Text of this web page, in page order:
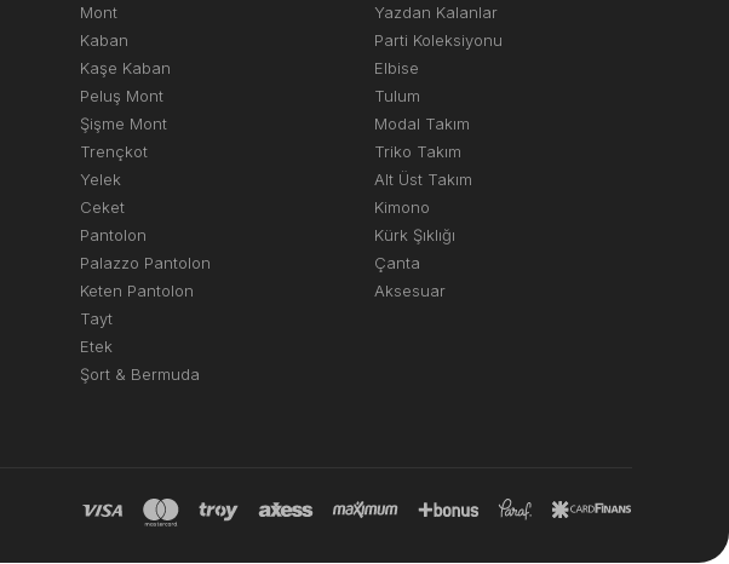
Mont
Kaban
Kaşe Kaban
Peluş Mont
Şişme Mont
Trençkot
Yelek
Ceket
Pantolon
Palazzo Pantolon
Keten Pantolon
Tayt
Etek
Şort & Bermuda
Yazdan Kalanlar
Parti Koleksiyonu
Elbise
Tulum
Modal Takım
Triko Takım
Alt Üst Takım
Kimono
Kürk Şıklığı
Çanta
Aksesuar